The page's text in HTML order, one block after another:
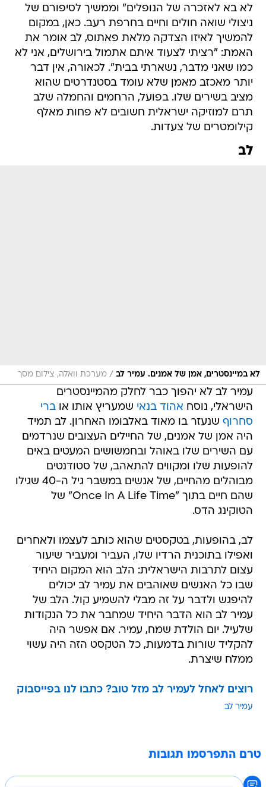
לא בא לאזכרה של הנופלים" וממשיך לסיפורם של
ניצולי שואה חולים וחיים בחרפת רעב. כאן, במקום
להמשיך לאיזו הצדקה מלאת פאתוס, לב אומר את
האמת: "רציתי לצעוד איתם אתמול בירושלים, אני לא
כמו שאני מדבר, נשארתי בבית". לכאורה, אין דבר
יותר מאכזב מאמן שלא עומד בסטנדרטים שהוא
מציב בשירים שלו. בפועל, הרחמים והחמלה שלב
תרם למוזיקה ישראלית חשובים לא פחות מאלף
קילומטרים של צעדות.
לב
לא במיינסטרים, אמן של אמנים. עמיר לב / מערכת וואלה, צילום מסך
עמיר לב לא יהפוך כבר לחלק מהמיינסטרים
הישראלי, נוסח אהוד בנאי שמעריץ אותו אוברי
סחרוף שנעזר בו מאוד באלבומו האחרון. לב תמיד
היה אמן של אמנים, של החיילים העצובים שנרדמים
עם השירים שלו באוהל ובחמשושים המעטים באים
להופעות שלו ומקווים להתאהב, של סטודנטים
מבוהלים מהחיים, של אנשים במשבר גיל ה-40 שגילו
שהם חיים בתוך "Once In A Life Time" של
הטוקינג הדס.
לב, בהופעות, בטקסטים שהוא כותב לעצמו ולאחרים
ואפילו בתוכנית הרדיו שלו, העביר ומעביר שיעור
עצום לתרבות הישראלית: הלב הוא המקום היחיד
שבו כל האנשים שאוהבים את עמיר לב יכולים
להיפגש ולדבר על זה מבלי להשמיע קול. הלב של
עמיר לב הוא הדבר היחיד שמחבר את כל הנקודות
שלעיל. יום הולדת שמח, עמיר. אם אפשר היה
להקליד שורות בדמעות, כל הטקסט הזה היה עשוי
ממלח שיצרת.
רוצים לאחל לעמיר לב מזל טוב? כתבו לנו בפייסבוק
עמיר לב
טרם התפרסמו תגובות